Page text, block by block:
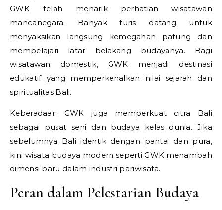
GWK telah menarik perhatian wisatawan
mancanegara. Banyak turis datang untuk
menyaksikan langsung kemegahan patung dan
mempelajari latar belakang budayanya. Bagi
wisatawan domestik, GWK menjadi destinasi
edukatif yang memperkenalkan nilai sejarah dan
spiritualitas Bali.
Keberadaan GWK juga memperkuat citra Bali
sebagai pusat seni dan budaya kelas dunia. Jika
sebelumnya Bali identik dengan pantai dan pura,
kini wisata budaya modern seperti GWK menambah
dimensi baru dalam industri pariwisata.
Peran dalam Pelestarian Budaya